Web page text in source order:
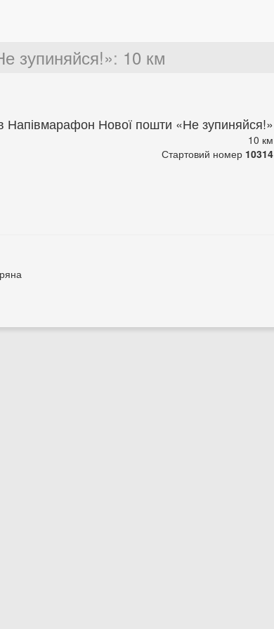
зупиняйся!»: 10 км
Напівмарафон Нової пошти «Не зупиняйся!»
10 км
Стартовий номер 10314